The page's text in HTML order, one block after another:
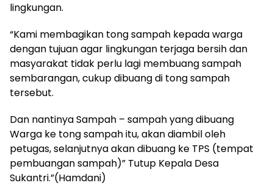
lingkungan.
“Kami membagikan tong sampah kepada warga
dengan tujuan agar lingkungan terjaga bersih dan
masyarakat tidak perlu lagi membuang sampah
sembarangan, cukup dibuang di tong sampah
tersebut.
Dan nantinya Sampah – sampah yang dibuang
Warga ke tong sampah itu, akan diambil oleh
petugas, selanjutnya akan dibuang ke TPS (tempat
pembuangan sampah)” Tutup Kepala Desa
Sukantri.”(Hamdani)